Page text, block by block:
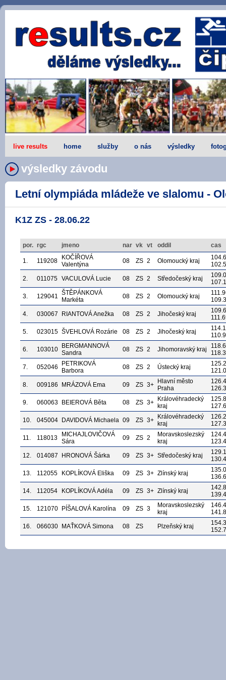
live results home služby o nás výsledky
výsledky závodu
Letní olympiáda mládeže ve slalomu -
K1Z ZS - 28.06.22
por. rgc jmeno nar vk vt oddil cas
1. 119208
KOČÍŘOVÁ
Valentýna
08 ZS 2 Olomoucký kraj
104.6
102.5
2.
011075 VACULOVÁ Lucie 08 ZS 2 Středočeský kraj
3.
129041 ŠTĚPÁNKOVÁ
Markéta
08 ZS 2 Olomoucký kraj
4.
030067 RIANTOVÁ Anežka 08 ZS 2 Jihočeský kraj
5.
023015 ŠVEHLOVÁ Rozárie 08 ZS 2 Jihočeský kraj
6.
103010 BERGMANNOVÁ
Sandra
08 ZS 2 Jihomoravský kraj
7.
052046
PETRIKOVÁ
Barbora
08 ZS 2 Ústecký kraj
8.
009186 MRÁZOVÁ Ema 09 ZS 3+ Hlavní město
Praha
9.
060063 BEIEROVÁ Běta 08 ZS 3+ Královéhradecký
kraj
10.
045004 DAVIDOVÁ Michaela 09 ZS 3+ Královéhradecký
kraj
11.
118013
MICHAJLOVIČOVÁ
Sára
09 ZS 2
Moravskoslezský
kraj
12.
014087 HRONOVÁ Šárka 09 ZS 3+ Středočeský kraj
13.
112055 KOPLÍKOVÁ Eliška 09 ZS 3+ Zlínský kraj
14.
112054 KOPLÍKOVÁ Adéla 09 ZS 3+ Zlínský kraj
15.
121070 PÍŠALOVÁ Karolína 09 ZS 3
Moravskoslezský
kraj
141.8
16.
066030 MAŤKOVÁ Simona 08 ZS Plzeňský kraj